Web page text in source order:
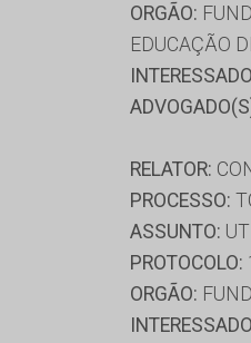
ORGÃO:
EDUCAÇÃO
RELATOR:
PROCESSO:
ASSUNTO:
PROTOCOLO:
ORGÃO: